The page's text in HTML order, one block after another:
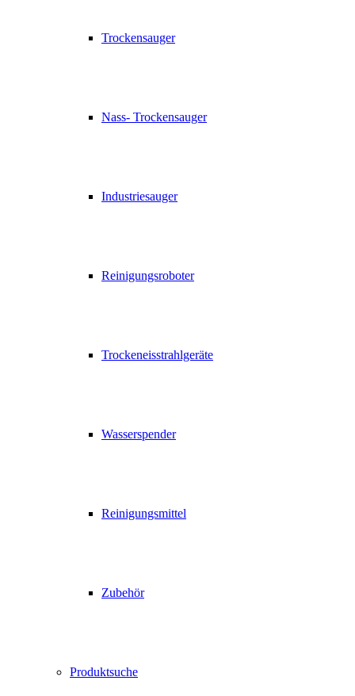
Trockensauger
Nass- Trockensauger
Industriesauger
Reinigungsroboter
Trockeneisstrahlgeräte
Wasserspender
Reinigungsmittel
Zubehör
Produktsuche